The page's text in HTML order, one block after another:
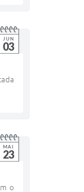
JUN
03
MAI
23
o